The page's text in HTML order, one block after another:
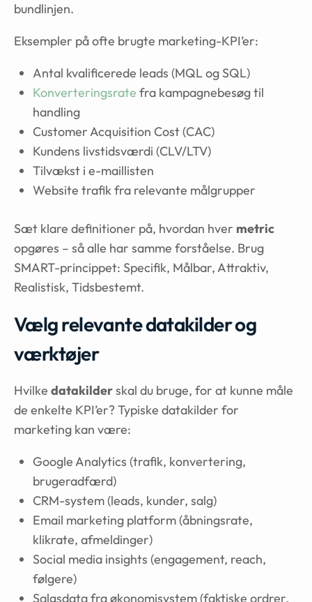
bundlinjen.
Eksempler på ofte brugte marketing-KPI’er:
Antal kvalificerede leads (MQL og SQL)
Konverteringsrate fra kampagnebesøg til
handling
Customer Acquisition Cost (CAC)
Kundens livstidsværdi (CLV/LTV)
Tilvækst i e-maillisten
Website trafik fra relevante målgrupper
Sæt klare definitioner på, hvordan hver metric
opgøres – så alle har samme forståelse. Brug
SMART-princippet: Specifik, Målbar, Attraktiv,
Realistisk, Tidsbestemt.
Vælg relevante datakilder og
værktøjer
Hvilke datakilderskal du bruge, for at kunne måle
de enkelte KPI’er? Typiske datakilder for
marketing kan være:
Google Analytics (trafik, konvertering,
brugeradfærd)
CRM-system (leads, kunder, salg)
Email marketing platform (åbningsrate,
klikrate, afmeldinger)
Social media insights (engagement, reach,
følgere)
Salgsdata fra økonomisystem (faktiske ordrer,